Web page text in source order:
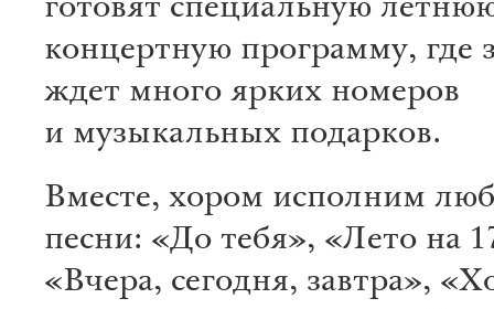
готовят специальную
концертную программу, где
ждет много ярких номеров
и музыкальных подарков.
Вместе, хором исполним
песни: «До тебя», «Лето на
«Вчера, сегодня, завтра»,